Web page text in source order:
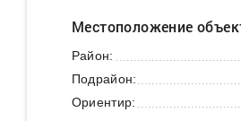
Местоположение
Район:
Подрайон:
Ориентир: